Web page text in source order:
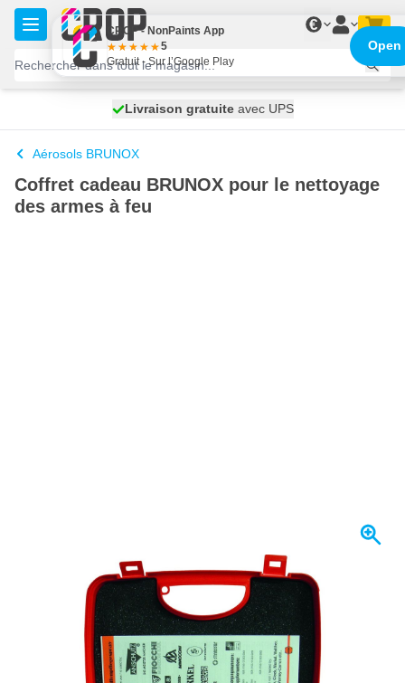
Aller au contenu
€
expédié demain
Livraison gratuiteavec UPS
100 jours
Aérosols BRUNOX
Coffret cadeau BRUNOX pour le nettoyage
des armes à feu
Expédié demain
€ TTC
Ajouter au panier
CROP - NonPaints App
5
Gratuit - Sur l’Google Play
Open